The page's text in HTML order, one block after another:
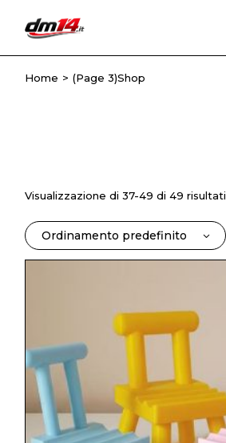
content
Home (Page 3)Shop
Visualizzazione di 37-49 di 49 risultati
Ordinamento predefinito